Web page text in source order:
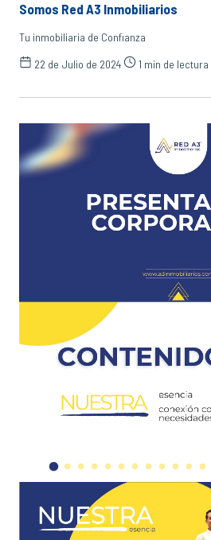
Somos Red A3 Inmobiliarios
Tu inmobiliaria de Confianza
22 de Julio de 2024
1 min de lectura